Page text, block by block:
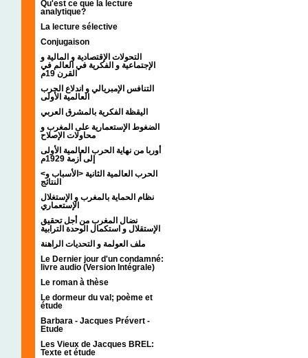
Qu'est ce que la lecture
analytique?
La lecture sélective
Conjugaison
التحولات الإقتصادية و المالية و
الإجتماعية و الفكرية في العالم في
القرن 19م
التنافس الإمبريالي و اندلاع الحرب
العالمية الأولى
اليقظة الفكرية بالمشرق العربي
الضغوط الإستعمارية على المغرب و
محاولات الإصلاح
أوربا من نهاية الحرب العالمية الأولى
إلى أزمة 1929م
<الحرب العالمية الثانية <الأسباب و
النتائج
نظام الحماية بالمغرب و الإستغلال
الإستعماري
نضال المغرب من أجل تحقيق
الإستقلال و استكمال الوحدة الترابية
ملف العولمة و التحديات الراهنة
Le Dernier jour d'un condamné:
livre audio (Version Intégrale)
Le roman à thèse
Le dormeur du val; poème et
étude
Barbara - Jacques Prévert -
Etude
Les Vieux de Jacques BREL:
Texte et étude